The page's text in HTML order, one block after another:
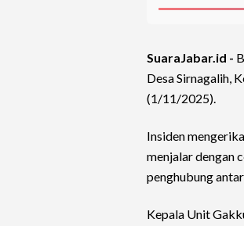
SuaraJabar.id -
Desa Sirnagalih,
(1/11/2025).
Insiden
menjalar dengan
penghubung
Kepala Unit